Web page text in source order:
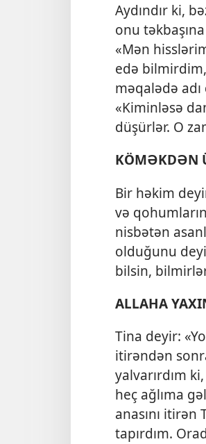
Aydındır ki,
onu
«Mən
edə bilmirdim,
məqalədə
«Kiminləsə
düşürlər. O
KÖMƏKDƏN
Bir həkim
və
nisbətən
olduğunu
bilsin,
ALLAHA
Tina deyir:
itirəndən
yalvarırdım
heç ağlıma
anasını
tapırdım.